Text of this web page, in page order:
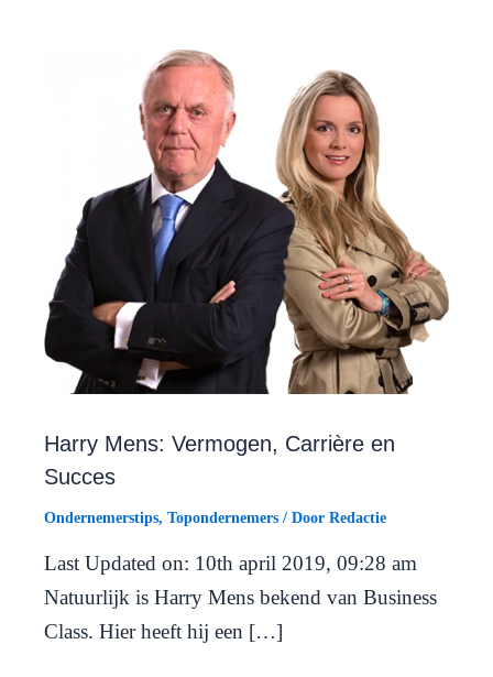
Harry Mens: Vermogen, Carrière en
Succes
Ondernemerstips, Topondernemers / Door Redactie
Last Updated on: 10th april 2019, 09:28 am
Natuurlijk is Harry Mens bekend van Business
Class. Hier heeft hij een […]